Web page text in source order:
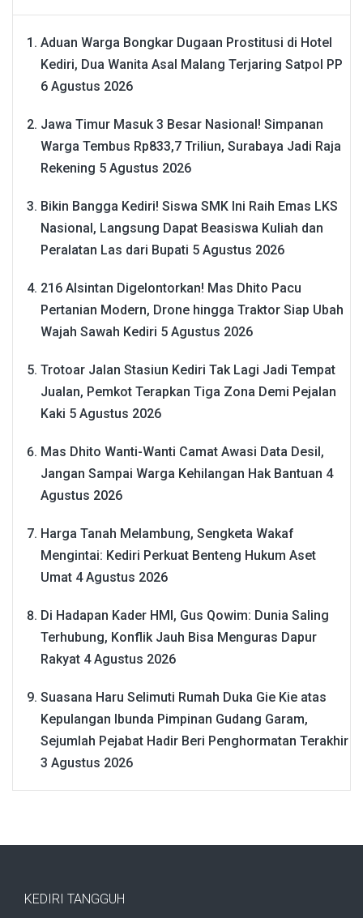
Aduan Warga Bongkar Dugaan Prostitusi di Hotel
Kediri, Dua Wanita Asal Malang Terjaring Satpol PP
6 Agustus 2026
Jawa Timur Masuk 3 Besar Nasional! Simpanan
Warga Tembus Rp833,7 Triliun, Surabaya Jadi Raja
Rekening 5 Agustus 2026
Bikin Bangga Kediri! Siswa SMK Ini Raih Emas LKS
Nasional, Langsung Dapat Beasiswa Kuliah dan
Peralatan Las dari Bupati 5 Agustus 2026
216 Alsintan Digelontorkan! Mas Dhito Pacu
Pertanian Modern, Drone hingga Traktor Siap Ubah
Wajah Sawah Kediri 5 Agustus 2026
Trotoar Jalan Stasiun Kediri Tak Lagi Jadi Tempat
Jualan, Pemkot Terapkan Tiga Zona Demi Pejalan
Kaki 5 Agustus 2026
Mas Dhito Wanti-Wanti Camat Awasi Data Desil,
Jangan Sampai Warga Kehilangan Hak Bantuan 4
Agustus 2026
Harga Tanah Melambung, Sengketa Wakaf
Mengintai: Kediri Perkuat Benteng Hukum Aset
Umat 4 Agustus 2026
Di Hadapan Kader HMI, Gus Qowim: Dunia Saling
Terhubung, Konflik Jauh Bisa Menguras Dapur
Rakyat 4 Agustus 2026
Suasana Haru Selimuti Rumah Duka Gie Kie atas
Kepulangan Ibunda Pimpinan Gudang Garam,
Sejumlah Pejabat Hadir Beri Penghormatan Terakhir
3 Agustus 2026
KEDIRI TANGGUH